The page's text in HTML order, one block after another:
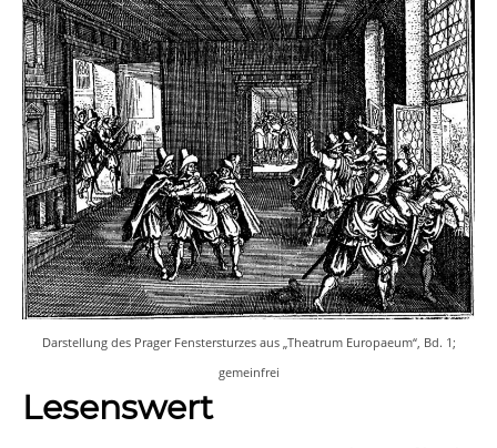
Darstellung des Prager Fenstersturzes aus „Theatrum Europaeum“, Bd. 1;
gemeinfrei
Lesenswert